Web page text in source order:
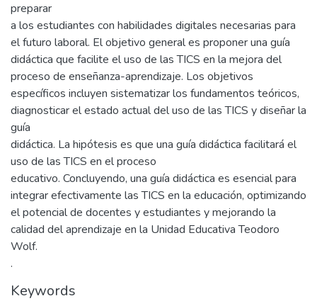
preparar
a los estudiantes con habilidades digitales necesarias para
el futuro laboral. El objetivo general es proponer una guía
didáctica que facilite el uso de las TICS en la mejora del
proceso de enseñanza-aprendizaje. Los objetivos
específicos incluyen sistematizar los fundamentos teóricos,
diagnosticar el estado actual del uso de las TICS y diseñar la
guía
didáctica. La hipótesis es que una guía didáctica facilitará el
uso de las TICS en el proceso
educativo. Concluyendo, una guía didáctica es esencial para
integrar efectivamente las TICS en la educación, optimizando
el potencial de docentes y estudiantes y mejorando la
calidad del aprendizaje en la Unidad Educativa Teodoro
Wolf.
.
Keywords